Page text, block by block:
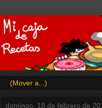
domingo, 18 de febrero de